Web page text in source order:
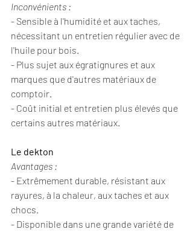
Inconvénients :
- Sensible à l'humidité et aux taches,
nécessitant un entretien régulier avec de
l'huile pour bois.
- Plus sujet aux égratignures et aux
marques que d'autres matériaux de
comptoir.
- Coût initial et entretien plus élevés que
certains autres matériaux.
Le dekton
Avantages :
- Extrêmement durable, résistant aux
rayures, à la chaleur, aux taches et aux
chocs.
- Disponible dans une grande variété de